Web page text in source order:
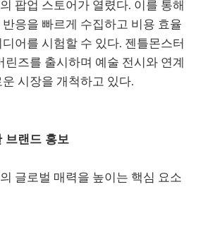
팝업 스토어가 열렸다. 이를 통해
응을 빠르게 수집하고 비용 효율
어를 시험할 수 있다. 젠틀몬스터
린즈를 출시하며 예술 전시와 연계
시장을 개척하고 있다.
브랜드 홍보
글로벌 매력을 높이는 핵심 요소